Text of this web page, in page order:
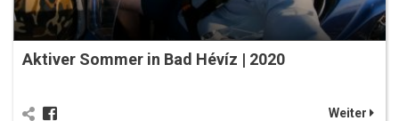
Aktiver Sommer in Bad Hévíz | 2020
Weiter